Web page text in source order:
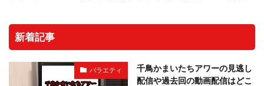
新着記事
バラエティ
千鳥かまいたちアワーの見逃し
配信や過去回の動画配信はどこ